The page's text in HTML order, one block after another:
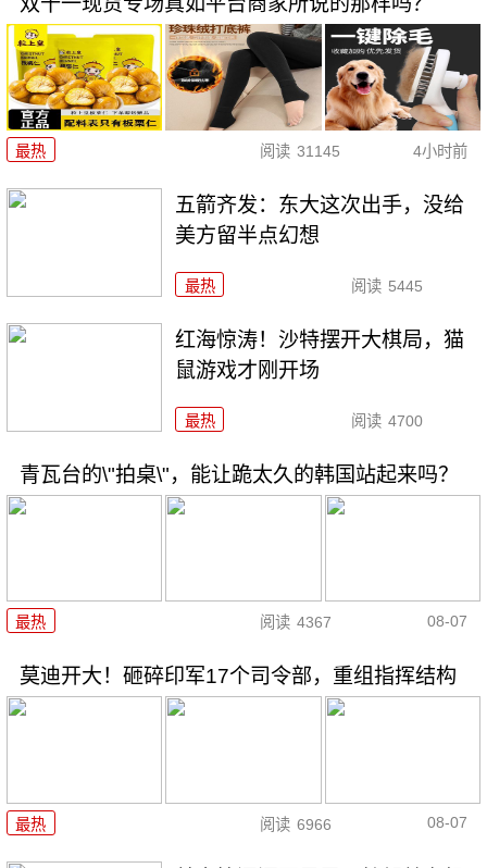
最热 阅读 31145 4小时前
五箭齐发：东大这次出手，没给
美方留半点幻想
最热 阅读 5445
红海惊涛！沙特摆开大棋局，猫
鼠游戏才刚开场
最热 阅读 4700
青瓦台的\"拍桌\"，能让跪太久的韩国站起来吗？
最热 阅读 4367 08-07
莫迪开大！砸碎印军17个司令部，重组指挥结构
最热 阅读 6966 08-07